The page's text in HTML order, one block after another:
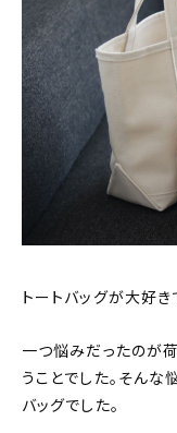
トートバッグが大好き
一つ悩みだったのが
うことでした。そんな
バッグでした。